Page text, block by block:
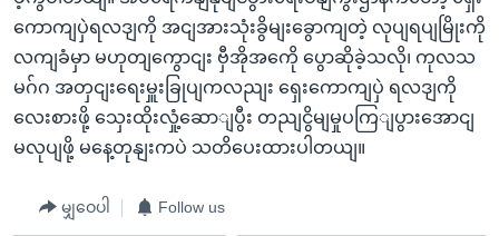
ကောကျပှဲရလဒျကို အငျအားသုံးခွိမျးခွောကျတဲ့ လုပျရပျမြိုးကို
လကျခံမှာ မဟုတျကွောငျး ဗှီအိုအကေို ပွောဆိုခဲ့သလို၊ ကုလသ
မဂ်ဂ အတှငျးရေးမှူးခြုပျကလညျး ရှေးကောကျပှဲ ရလဒျကို
လေးစားဖို့ သှေးထိုးလှုံ့ဆောျပွီး တညျငွိမျမှုပကြျပွားအောငျ
မလုပျဖို့ မနေ့တုနျးကပဲ သတိပေးထားပါတယျ။
မျှဝေပါ Follow us